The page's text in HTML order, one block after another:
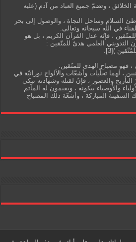
الخلائق ، وتضمّ جميع العباد من آدم (عليه
السلام وساحل النجاة ، والوصول إلى بحر
في الله سبحانه وتعالى.
، فإنّه عدل القرآن الكريم ، بل هو
التدويني العلمي هدىً للمتّقين :
)[3].
، فهو مصباح الهدى للمتّقين.
، لهما تجلّيات وأشعّات والألواح نورانيّة في
والعصور ، فإنّ لقتله وشهادته تبكي
والأوصياء يبكونه ، ويقيمون له المآتم
السفينة المباركة ، وأشعّة ذلك المصباح